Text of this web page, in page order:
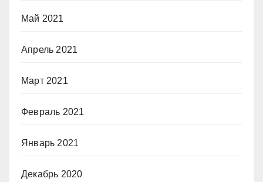
Май 2021
Апрель 2021
Март 2021
Февраль 2021
Январь 2021
Декабрь 2020